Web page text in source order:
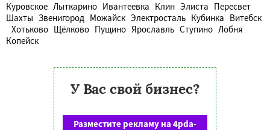
Куровское Лыткарино Ивантеевка Клин Элиста Пересвет
Шахты Звенигород Можайск Электросталь Кубинка Витебск
Хотьково Щёлково Пущино Ярославль Ступино Лобня
Копейск
У Вас свой бизнес?
Разместите рекламу на 4pda-